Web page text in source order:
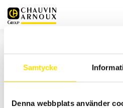
Samtycke
Denna webbplats använder
Öppet i helgerna
Vi är öppna som vanligt 8-16:30 varje
Välkommen med din förfrågan!